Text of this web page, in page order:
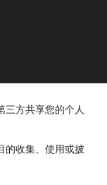
三方共享您的个人
的收集、使用或披